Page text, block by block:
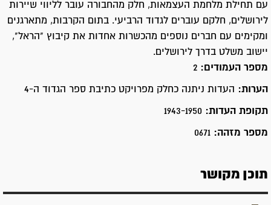
עם תחילת מלחמת העצמאות, חלק מהחבורה עובר לליווי שיירות
לירושלים, חלקם עוברים לגדוד הרביעי. בתום הקרבות, מתארגנים
ומקימים עם חברים נוספים מהכשרות אחדות את קיבוץ "הראל",
יישוב משלט בדרך לירושלים.
מספר העמודים: 2
הערות: העדות ניתנה כחלק מפרויקט כתיבת ספר הגדוד ה-4
תקופת העדות: 1943-1950
מספר מזהה: 0671
תוכן מקושר